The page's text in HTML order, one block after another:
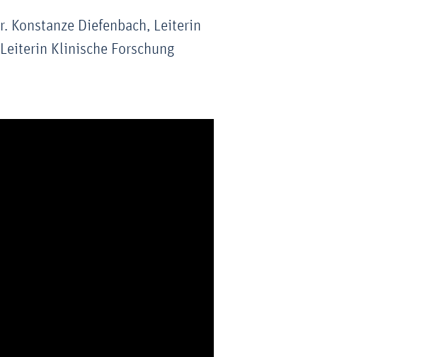
Konstanze Diefenbach, Leiterin
Klinische Forschung